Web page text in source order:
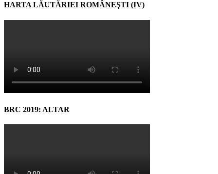
HARTA LĂUTĂRIEI ROMÂNEŞTI (IV)
BRC 2019: ALTAR